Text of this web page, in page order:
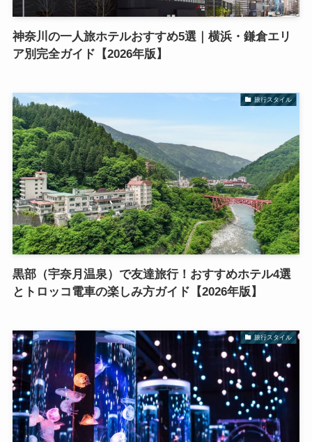
神奈川の一人旅ホテルおすすめ5選｜横浜・鎌倉エリ
ア別完全ガイド【2026年版】
旅行スタイル
黒部（宇奈月温泉）で友達旅行！おすすめホテル4選
とトロッコ電車の楽しみ方ガイド【2026年版】
旅行スタイル